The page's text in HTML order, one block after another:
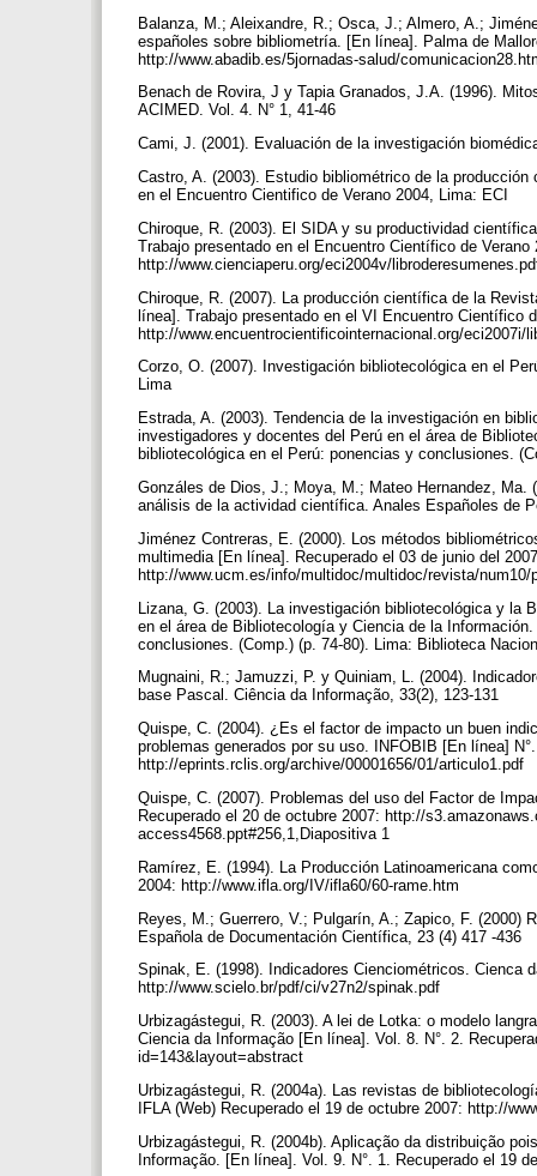
Balanza, M.; Aleixandre, R.; Osca, J.; Almero, A.;
españoles sobre bibliometría. [En línea]. Palma de
http://www.abadib.es/5jornadas-salud/
Benach de Rovira, J y Tapia Granados, J.A. (1996).
ACIMED. Vol. 4. N° 1, 41-46
Cami, J. (2001). Evaluación de la investigación
Castro, A. (2003). Estudio bibliométrico de la
en el Encuentro Cientifico de Verano 2004, Lima: ECI
Chiroque, R. (2003). El SIDA y su productividad
Trabajo presentado en el Encuentro Científico de
http://www.cienciaperu.org/eci2004v/
Chiroque, R. (2007). La producción científica de la
línea]. Trabajo presentado en el VI Encuentro Científico
http://www.encuentrocientificointernacional.org/eci2007i/
Corzo, O. (2007). Investigación bibliotecológica en el
Lima
Estrada, A. (2003). Tendencia de la investigación en
investigadores y docentes del Perú en el área de
bibliotecológica en el Perú: ponencias y conclusiones.
Gonzáles de Dios, J.; Moya, M.; Mateo Hernandez,
análisis de la actividad científica. Anales Españoles de
Jiménez Contreras, E. (2000). Los métodos
multimedia [En línea]. Recuperado el 03 de junio del
http://www.ucm.es/info/multidoc/multidoc/revista/
Lizana, G. (2003). La investigación bibliotecológica y la
en el área de Bibliotecología y Ciencia de la
conclusiones. (Comp.) (p. 74-80). Lima: Biblioteca
Mugnaini, R.; Jamuzzi, P. y Quiniam, L. (2004).
base Pascal. Ciência da Informação, 33(2), 123-131
Quispe, C. (2004). ¿Es el factor de impacto un buen
problemas generados por su uso. INFOBIB [En línea]
http://eprints.rclis.org/archive/00001656/01/articulo1.pdf
Quispe, C. (2007). Problemas del uso del Factor de
Recuperado el 20 de octubre 2007: http://
access4568.ppt#256,1,Diapositiva 1
Ramírez, E. (1994). La Producción Latinoamericana
2004: http://www.ifla.org/IV/ifla60/60-rame.htm
Reyes, M.; Guerrero, V.; Pulgarín, A.; Zapico, F.
Española de Documentación Científica, 23 (4) 417 -436
Spinak, E. (1998). Indicadores Cienciométricos. Cienca
http://www.scielo.br/pdf/ci/v27n2/spinak.pdf
Urbizagástegui, R. (2003). A lei de Lotka: o modelo
Ciencia da Informação [En línea]. Vol. 8. N°. 2.
id=143&layout=abstract
Urbizagástegui, R. (2004a). Las revistas de
IFLA (Web) Recuperado el 19 de octubre 2007: http://
Urbizagástegui, R. (2004b). Aplicação da distribuição
Informação. [En línea]. Vol. 9. N°. 1. Recuperado el 19